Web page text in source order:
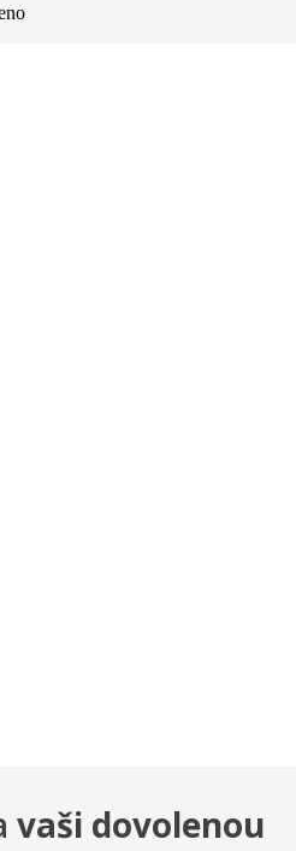
vaši dovolenou